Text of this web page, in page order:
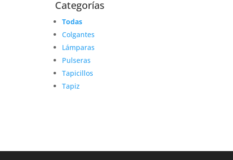
Categorías
Todas
Colgantes
Lámparas
Pulseras
Tapicillos
Tapiz